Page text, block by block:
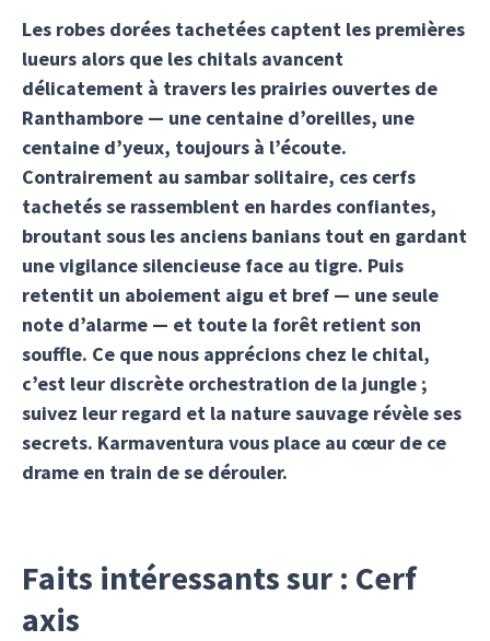
Les robes dorées tachetées captent les premières
lueurs alors que les chitals avancent
délicatement à travers les prairies ouvertes de
Ranthambore — une centaine d’oreilles, une
centaine d’yeux, toujours à l’écoute.
Contrairement au sambar solitaire, ces cerfs
tachetés se rassemblent en hardes confiantes,
broutant sous les anciens banians tout en gardant
une vigilance silencieuse face au tigre. Puis
retentit un aboiement aigu et bref — une seule
note d’alarme — et toute la forêt retient son
souffle. Ce que nous apprécions chez le chital,
c’est leur discrète orchestration de la jungle ;
suivez leur regard et la nature sauvage révèle ses
secrets. Karmaventura vous place au cœur de ce
drame en train de se dérouler.
Faits intéressants sur : Cerf
axis